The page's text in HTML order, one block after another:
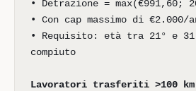
• Detrazione = max(€991,60;
• Con cap massimo di €2.000/
• Requisito: età tra 21° e 31°
compiuto
Lavoratori trasferiti >100